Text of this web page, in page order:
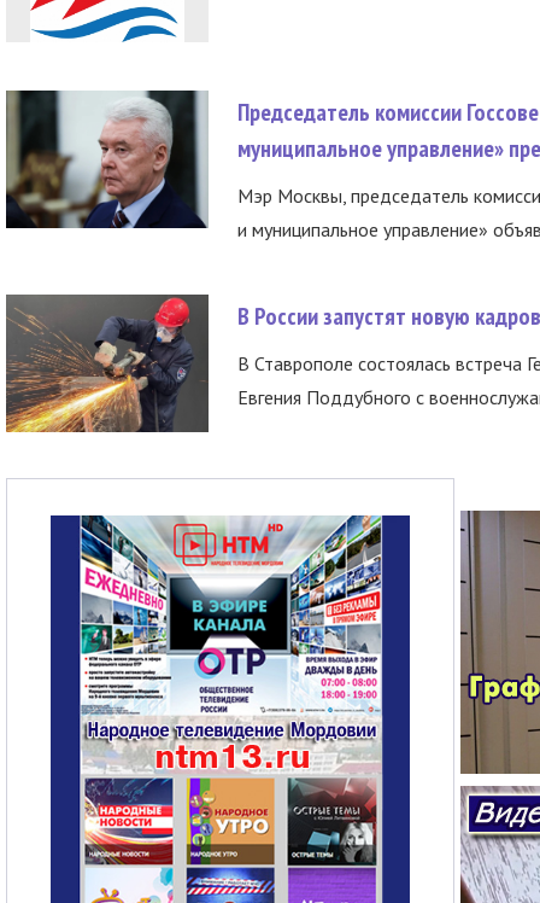
Председатель комиссии
муниципальное управление»
Мэр Москвы, председатель
и муниципальное управление»
В России запустят новую
В Ставрополе состоялась встреча
Евгения Поддубного с